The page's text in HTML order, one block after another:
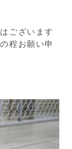
ございます
程お願い申